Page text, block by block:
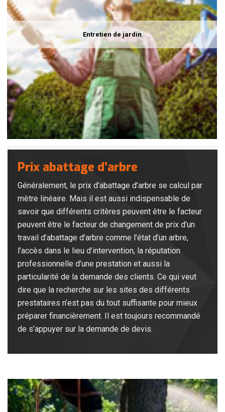
Entretien de jardin
Prix abattage d’arbre
Généralement, le prix d’abattage d’arbre se calcul par
mètre linéaire. Mais il est aussi indispensable de
savoir que différents critères peuvent être le facteur
peuvent être le facteur de changement de prix d’un
travail d’abattage d’arbre comme l’état d’un arbre,
l’accès dans le lieu d’intervention, la réputation
professionnelle d’une prestation et aussi la
particularité de la demande des clients. Ce qui veut
dire que la recherche sur les sites des différents
prestataires n’est pas du tout suffisante pour mieux
préparer financièrement. Il est toujours recommandé
de s’appuyer sur la demande de devis.